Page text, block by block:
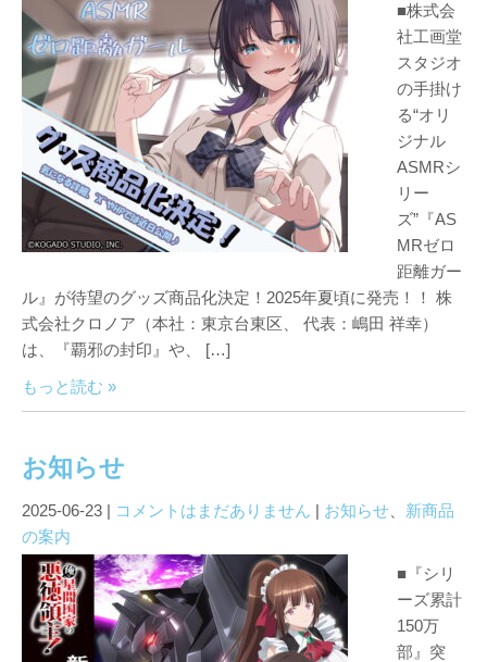
■株式会
社工画堂
スタジオ
の手掛け
る“オリ
ジナル
ASMRシ
リー
ズ”『AS
MRゼロ
距離ガー
ル』が待望のグッズ商品化決定！2025年夏頃に発売！！ 株
式会社クロノア（本社：東京台東区、 代表：嶋田 祥幸）
は、『覇邪の封印』や、 […]
もっと読む »
お知らせ
2025-06-23 | コメントはまだありません | お知らせ
新商品
の案内
■『シリ
ーズ累計
150万
部』突